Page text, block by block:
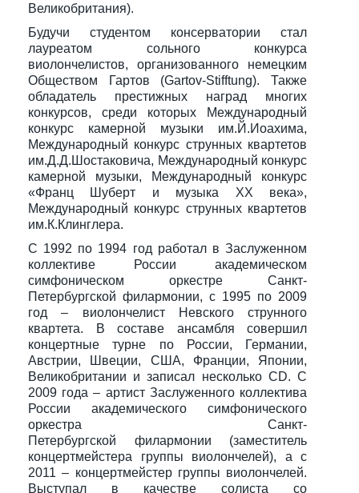
Великобритания).
Будучи студентом консерватории стал
лауреатом сольного конкурса
виолончелистов, организованного немецким
Обществом Гартов (Gartov-Stifftung). Также
обладатель престижных наград многих
конкурсов, среди которых Международный
конкурс камерной музыки им.Й.Иоахима,
Международный конкурс струнных квартетов
им.Д.Д.Шостаковича, Международный конкурс
камерной музыки, Международный конкурс
«Франц Шуберт и музыка ХХ века»,
Международный конкурс струнных квартетов
им.К.Клинглера.
С 1992 по 1994 год работал в Заслуженном
коллективе России академическом
симфоническом оркестре Санкт-
Петербургской филармонии, с 1995 по 2009
год – виолончелист Невского струнного
квартета. В составе ансамбля совершил
концертные турне по России, Германии,
Австрии, Швеции, США, Франции, Японии,
Великобритании и записал несколько CD. С
2009 года – артист Заслуженного коллектива
России академического симфонического
оркестра Санкт-
Петербургской филармонии (заместитель
концертмейстера группы виолончелей), а с
2011 – концертмейстер группы виолончелей.
Выступал в качестве солиста со